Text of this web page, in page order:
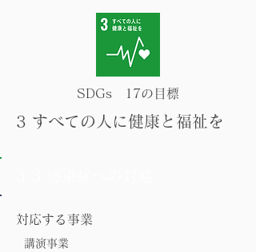
SDGs 17の目標
3 すべての人に健康と福祉を
対応する事業
講演事業